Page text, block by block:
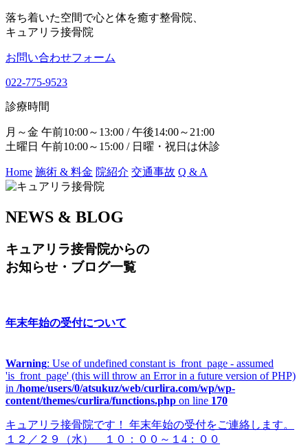
落ち着いた空間で心と体を癒す整骨院、
キュアリラ接骨院
お問い合わせフォーム
022-775-9523
診療時間
月～金 午前10:00～13:00 / 午後14:00～21:00
土曜日 午前10:00～15:00 / 日曜・祝日は休診
Home 施術 & 料金 院紹介 交通事故 Q & A
NEWS & BLOG
キュアリラ接骨院からの
お知らせ・ブログ一覧
年末年始の受付について
Warning: Use of undefined constant is_front_page - assumed
'is_front_page' (this will throw an Error in a future version of PHP)
in /home/users/0/atsukuz/web/curlira.com/wp/wp-
content/themes/curlira/functions.php on line 170
キュアリラ接骨院です！ 年末年始の受付をご連絡します。
１２／２９（水） １０：００～１4：００